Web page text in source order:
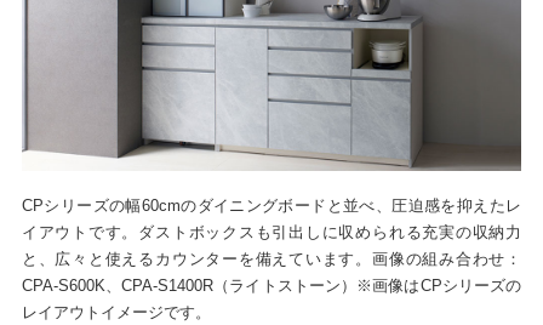
CPシリーズの幅60cmのダイニングボードと並べ、圧迫感を抑えたレ
イアウトです。ダストボックスも引出しに収められる充実の収納力
と、広々と使えるカウンターを備えています。画像の組み合わせ：
CPA-S600K、CPA-S1400R（ライトストーン）※画像はCPシリーズの
レイアウトイメージです。